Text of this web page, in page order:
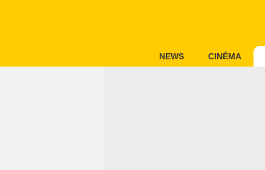
NEWS CINÉMA